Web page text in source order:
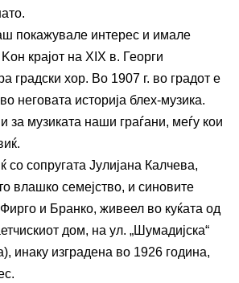
покажувале интерес и имале
крајот на XIX в. Георги
градски хор. Во 1907 г. во градот е
неговата историја блех-музика.
за музиката наши граѓани, меѓу кои
со сопругата Јулијана Калчева,
влашко семејство, и синовите
и Бранко, живеел во куќата од
дом, на ул. „Шумадијска“
инаку изградена во 1926 година,